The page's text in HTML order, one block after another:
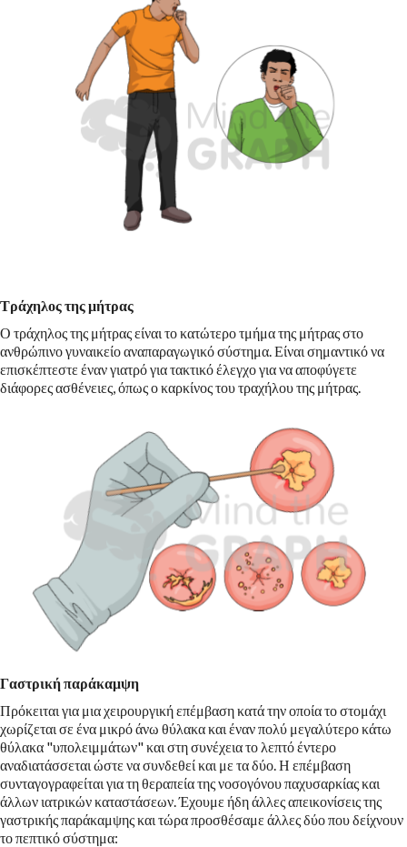
Τράχηλος της μήτρας
Ο τράχηλος της μήτρας είναι το κατώτερο τμήμα της μήτρας στο
ανθρώπινο γυναικείο αναπαραγωγικό σύστημα. Είναι σημαντικό να
επισκέπτεστε έναν γιατρό για τακτικό έλεγχο για να αποφύγετε
διάφορες ασθένειες, όπως ο καρκίνος του τραχήλου της μήτρας.
Γαστρική παράκαμψη
Πρόκειται για μια χειρουργική επέμβαση κατά την οποία το στομάχι
χωρίζεται σε ένα μικρό άνω θύλακα και έναν πολύ μεγαλύτερο κάτω
θύλακα "υπολειμμάτων" και στη συνέχεια το λεπτό έντερο
αναδιατάσσεται ώστε να συνδεθεί και με τα δύο. Η επέμβαση
συνταγογραφείται για τη θεραπεία της νοσογόνου παχυσαρκίας και
άλλων ιατρικών καταστάσεων. Έχουμε ήδη άλλες απεικονίσεις της
γαστρικής παράκαμψης και τώρα προσθέσαμε άλλες δύο που δείχνουν
το πεπτικό σύστημα: